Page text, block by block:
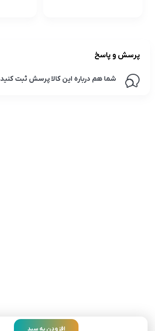
افزودن به سبد
پرسش و پاسخ
شما هم درباره این کالا پرسش ثبت کنید